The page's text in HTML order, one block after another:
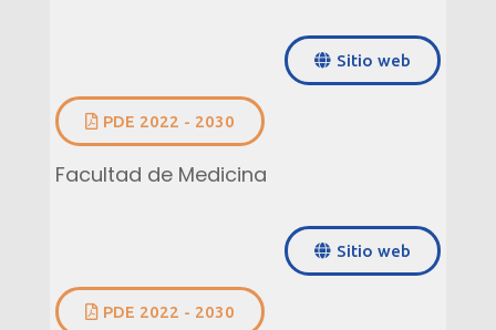
Sitio web
PDE 2022 - 2030
Facultad de Medicina
Sitio web
PDE 2022 - 2030